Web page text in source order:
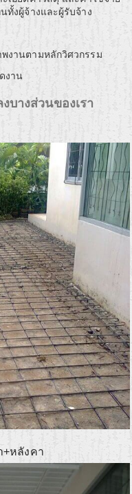
ทั้งผู้จ้างและผู้รับจ้าง
งานตามหลักวิศวกรรม
งาน
บางส่วนของเรา
+หลังคา